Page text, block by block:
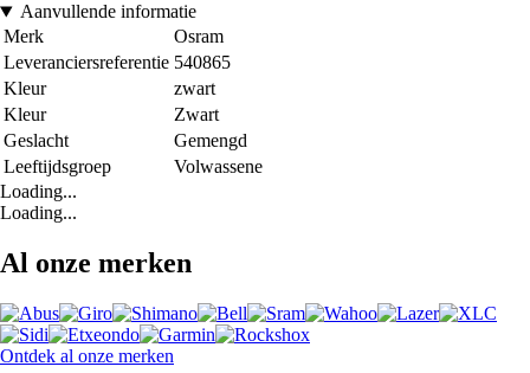
Aanvullende informatie
Merk
Osram
Leveranciersreferentie 540865
Kleur
zwart
Kleur
Zwart
Geslacht
Gemengd
Leeftijdsgroep
Volwassene
Loading...
Loading...
Al onze merken
Ontdek al onze merken